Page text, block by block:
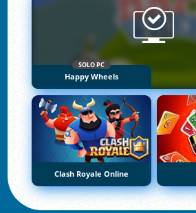
SOLO PC
Happy Wheels
Clash Royale Online